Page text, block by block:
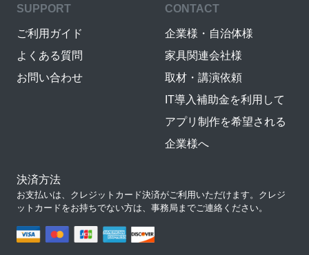
SUPPORT
ご利用ガイド
よくある質問
お問い合わせ
CONTACT
企業様・自治体様
家具関連会社様
取材・講演依頼
IT導入補助金を利用して
アプリ制作を希望される
企業様へ
決済方法
お支払いは、クレジットカード決済がご利用いただけます。クレジ
ットカードをお持ちでない方は、事務局までご連絡ください。